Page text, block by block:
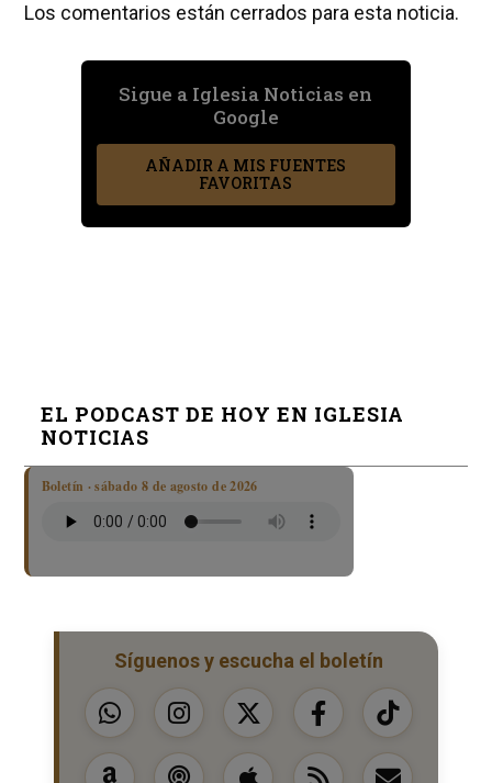
Los comentarios están cerrados para esta noticia.
Sigue a Iglesia Noticias en
Google
AÑADIR A MIS FUENTES
FAVORITAS
EL PODCAST DE HOY EN IGLESIA
NOTICIAS
Boletín · sábado 8 de agosto de 2026
Síguenos y escucha el boletín